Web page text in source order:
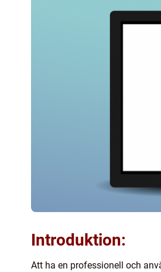
Introduktion:
Att ha en professionell och